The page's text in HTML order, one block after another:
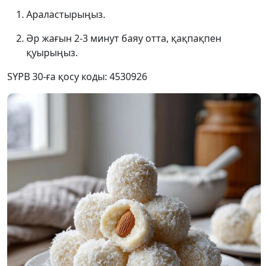
Араластырыңыз.
Әр жағын 2-3 минут баяу отта, қақпақпен
қуырыңыз.
SYPB 30-ға қосу коды: 4530926